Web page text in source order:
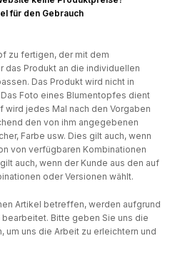
für den Gebrauch
zu fertigen, der mit dem
Produkt an die individuellen
Das Produkt wird nicht in
Foto eines Blumentopfes dient
wird jedes Mal nach den Vorgaben
den von ihm angegebenen
Farbe usw. Dies gilt auch, wenn
von verfügbaren Kombinationen
auch, wenn der Kunde aus den auf
oder Versionen wählt.
Artikel betreffen, werden aufgrund
Bitte geben Sie uns die
um uns die Arbeit zu erleichtern und